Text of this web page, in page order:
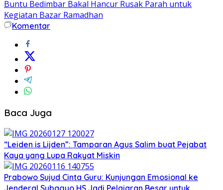
Buntu Bedimbar Bakal Hancur Rusak Parah untuk
Kegiatan Bazar Ramadhan
Komentar
Baca Juga
“Leiden is Lijden”: Tamparan Agus Salim buat Pejabat
Kaya yang Lupa Rakyat Miskin
Prabowo Sujud Cinta Guru: Kunjungan Emosional ke
Jenderal Subagyo HS Jadi Pelajaran Besar untuk